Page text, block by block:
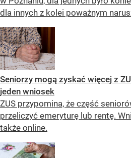
dla innych z kolei poważnym
Seniorzy mogą zyskać więcej z
jeden wniosek
ZUS przypomina, że część
przeliczyć emeryturę lub rentę.
także online.